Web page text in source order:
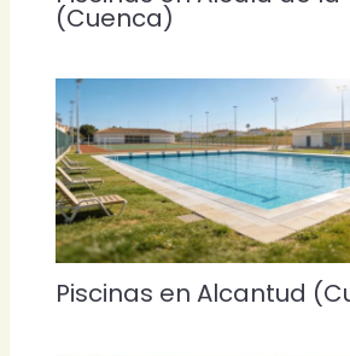
(Cuenca)
Piscinas en Alcantud